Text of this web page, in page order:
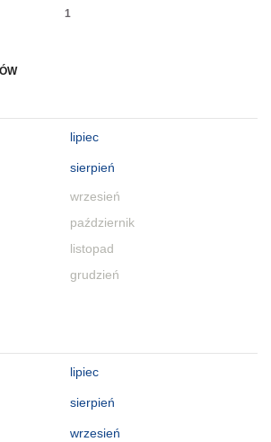
lipiec
sierpień
wrzesień
październik
listopad
grudzień
lipiec
sierpień
wrzesień
1